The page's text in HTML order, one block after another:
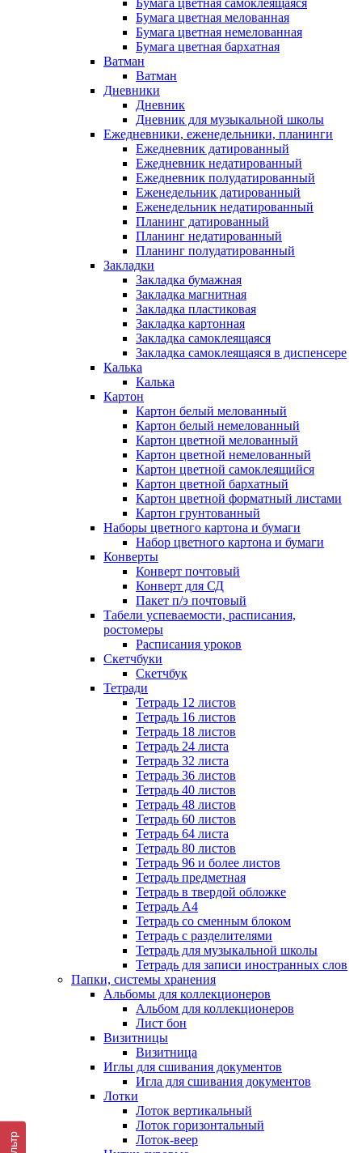
Бумага цветная самоклеящаяся
Бумага цветная мелованная
Бумага цветная немелованная
Бумага цветная бархатная
Ватман
Ватман
Дневники
Дневник
Дневник для музыкальной школы
Ежедневники, еженедельники, планинги
Ежедневник датированный
Ежедневник недатированный
Ежедневник полудатированный
Еженедельник датированный
Еженедельник недатированный
Планинг датированный
Планинг недатированный
Планинг полудатированный
Закладки
Закладка бумажная
Закладка магнитная
Закладка пластиковая
Закладка картонная
Закладка самоклеящаяся
Закладка самоклеящаяся в диспенсере
Калька
Калька
Картон
Картон белый мелованный
Картон белый немелованный
Картон цветной мелованный
Картон цветной немелованный
Картон цветной самоклеящийся
Картон цветной бархатный
Картон цветной форматный листами
Картон грунтованный
Наборы цветного картона и бумаги
Набор цветного картона и бумаги
Конверты
Конверт почтовый
Конверт для СД
Пакет п/э почтовый
Табели успеваемости, расписания,
ростомеры
Расписания уроков
Скетчбуки
Скетчбук
Тетради
Тетрадь 12 листов
Тетрадь 16 листов
Тетрадь 18 листов
Тетрадь 24 листа
Тетрадь 32 листа
Тетрадь 36 листов
Тетрадь 40 листов
Тетрадь 48 листов
Тетрадь 60 листов
Тетрадь 64 листа
Тетрадь 80 листов
Тетрадь 96 и более листов
Тетрадь предметная
Тетрадь в твердой обложке
Тетрадь А4
Тетрадь со сменным блоком
Тетрадь с разделителями
Тетрадь для музыкальной школы
Тетрадь для записи иностранных слов
Папки, системы хранения
Альбомы для коллекционеров
Альбом для коллекционеров
Лист бон
Визитницы
Визитница
Иглы для сшивания документов
Игла для сшивания документов
Лотки
Лоток вертикальный
Лоток горизонтальный
Лоток-веер